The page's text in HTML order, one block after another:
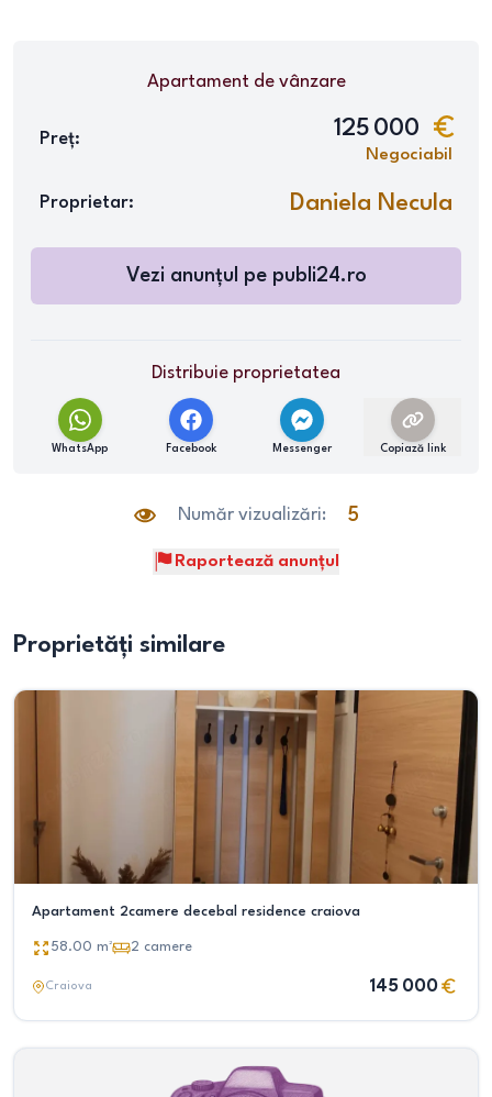
Apartamentde vânzare
Preț: 125 000
Negociabil
Proprietar: Daniela Necula
Vezi anunțul pe publi24.ro
Distribuie proprietatea
WhatsApp Facebook Messenger Copiază link
Număr vizualizări: 5
Raportează anunțul
Proprietăți similare
Apartament 2camere decebal residence craiova
58.00 m² 2 camere
Craiova 145 000